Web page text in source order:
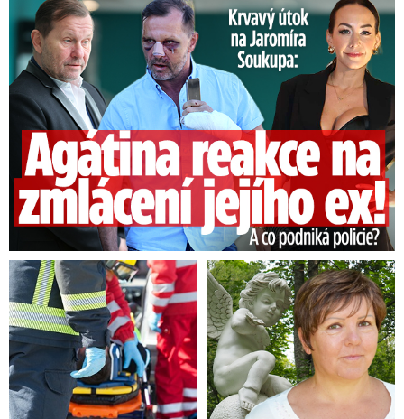
Útok na Jaromíra Soukupa: Reakce Agáty na zmlácení jejího ex